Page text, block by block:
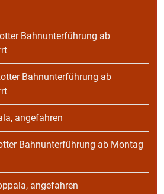
Bahnunterführung ab
Bahnunterführung ab
angefahren
Bahnunterführung ab Montag
angefahren